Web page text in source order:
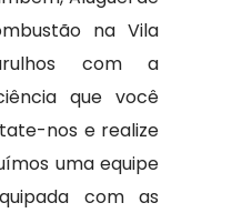
na Vila
com a
que você
nos e realize
uma equipe
com as